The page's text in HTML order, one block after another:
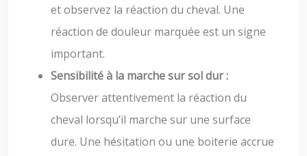
et observez la réaction du cheval. Une
réaction de douleur marquée est un signe
important.
Sensibilité à la marche sur sol dur :
Observer attentivement la réaction du
cheval lorsqu’il marche sur une surface
dure. Une hésitation ou une boiterie accrue